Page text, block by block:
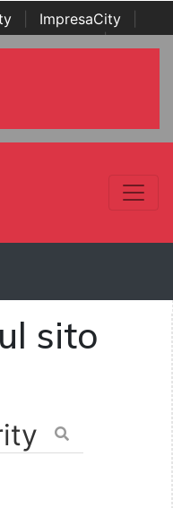
ImpresaCity
Awards | Italian
sito